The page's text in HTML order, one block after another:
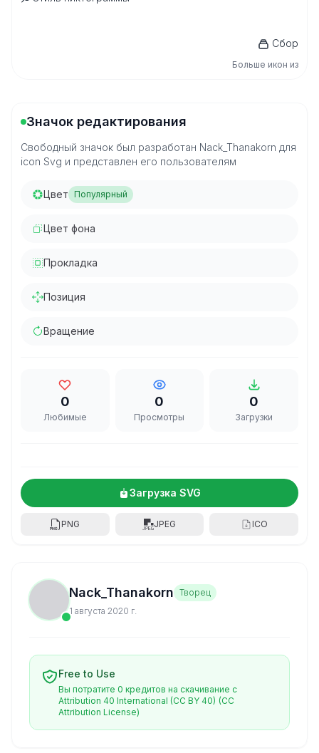
Сбор
Больше икон из
Значок редактирования
Свободный значок был разработан Nack_Thanakorn для
icon Svg и представлен его пользователям
Цвет Популярный
Цвет фона
Прокладка
Позиция
Вращение
0
Любимые
0
Просмотры
0
Загрузки
Загрузка SVG
PNG JPEG ICO
Nack_Thanakorn Творец
1 августа 2020 г.
Free to Use
Вы потратите 0 кредитов на скачивание с
Attribution 40 International (CC BY 40) (CC
Attribution License)